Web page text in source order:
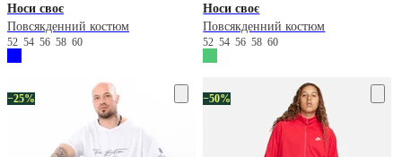
Носи своє
Повсякденний костюм
52 54 56 58 60
Носи своє
Повсякденний костюм
5254565860
−25% −50%